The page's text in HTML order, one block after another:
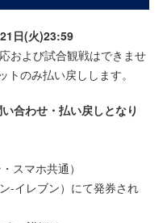
日(火)23:59
および試合観戦はできませ
のみ払い戻しします。
合わせ・払い戻しとなり
スマホ共通）
‐イレブン）にて発券され